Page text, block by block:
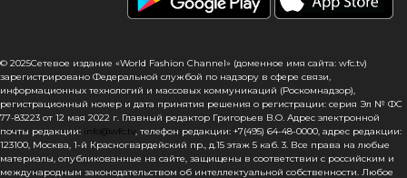
информацию, запоминая предпочтения в области
сайта, вы подтверждаете свое согласие на использование
файлов cookie в соответствии с настоящим уведомлением
в отношении данного типа файлов. Если вы не согласны
с тем, чтобы мы использовали данный тип файлов,
то вы должны соответствующим образом установить
настройки вашего браузера или не использовать сайт wfc.tv
© 2025Сетевое издание «World Fashion Channel» (доменное имя сайта: wfc.tv)
зарегистрировано Федеральной службой по надзору в сфере связи,
информационных технологий и массовых коммуникаций (Роскомнадзор),
регистрационный номер и дата принятия решения о регистрации: серия Эл № ФС
77-83223 от 12 мая 2022 г. Главный редактор Григорьев В.О. Адрес электронной
почты редакции: info@wfc.tv, телефон редакции: +7(495) 64-48-0000, адрес редакции:
123100, Москва, 1-й Красногвардейский пр., д.15 этаж 5 каб. 3. Все права на любые
материалы, опубликованные на сайте, защищены в соответствии с российским и
международным законодательством об интеллектуальной собственности. Любое